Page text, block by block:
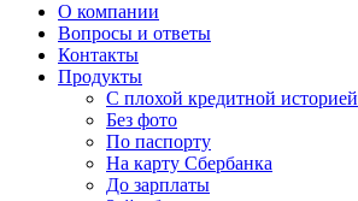
О компании
Вопросы и ответы
Контакты
Продукты
C плохой кредитной историей
Без фото
По паспорту
На карту Сбербанка
До зарплаты